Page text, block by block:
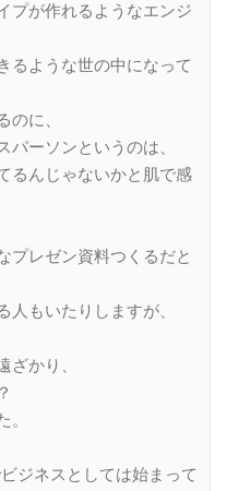
プが作れるようなエンジ
るような世の中になって
に、
ーソンというのは、
るんじゃないかと肌で感
プレゼン資料つくるだと
もいたりしますが、
ざかり、
ジネスとしては始まって